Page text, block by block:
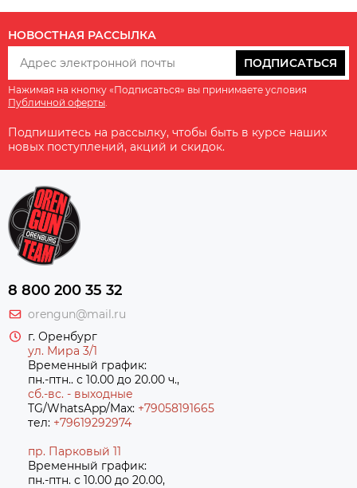
НОВОСТНАЯ РАССЫЛКА
ПОДПИСАТЬСЯ
Нажимая на кнопку «Подписаться» вы принимаете условия
Публичной оферты.
Подпишитесь на рассылку, чтобы быть в курсе наших
новых поступлений, акций и скидок.
8 800 200 35 32
orengun@mail.ru
г. Оренбург
ул. Мира 3/1
Временный график:
пн.-птн.. с 10.00 до 20.00 ч.,
сб.-вс. - выходные
TG/WhatsApp/Max: +79058191665
тел: +79619292974
пр. Парковый 11
Временный график:
пн.-птн. с 10.00 до 20.00,